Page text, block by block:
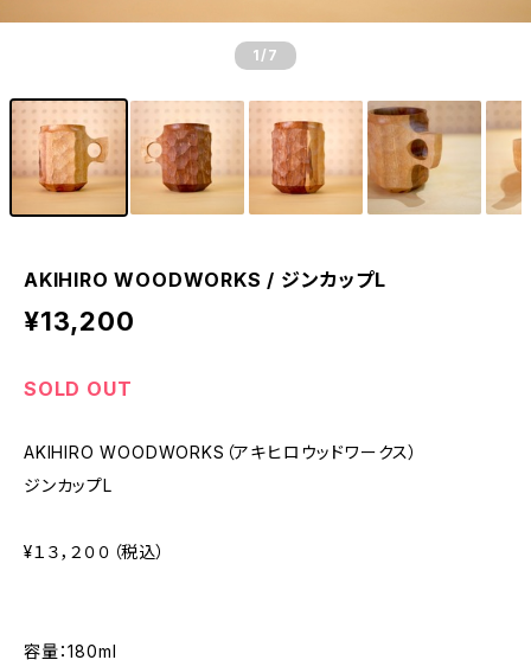
1 /7
AKIHIRO WOODWORKS / ジンカップL
¥13,200
SOLD OUT
AKIHIRO WOODWORKS（アキヒロウッドワークス）
ジンカップL
¥１３，２００（税込）
容量：180ml